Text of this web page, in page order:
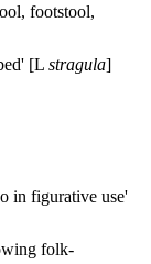
footstool,
[L stragula]
in figurative use'
folk-